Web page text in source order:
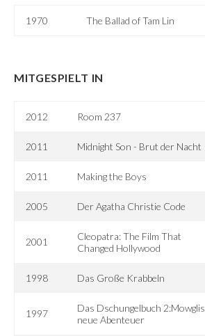
1970 The Ballad of Tam Lin
MITGESPIELT IN
2012 Room 237
2011 Midnight Son - Brut der Nacht
2011 Making the Boys
2005 Der Agatha Christie Code
2001
Cleopatra: The Film That
Changed Hollywood
1998 Das Große Krabbeln
1997
Das Dschungelbuch 2:Mowglis
neue Abenteuer